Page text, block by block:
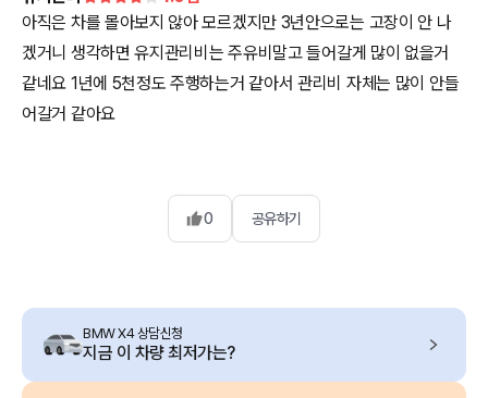
아직은 차를 몰아보지 않아 모르겠지만 3년안으로는 고장이 안 나
겠거니 생각하면 유지관리비는 주유비말고 들어갈게 많이 없을거
같네요 1년에 5천정도 주행하는거 같아서 관리비 자체는 많이 안들
어갈거 같아요
0 공유하기
BMW X4 상담신청
지금 이 차량 최저가는?